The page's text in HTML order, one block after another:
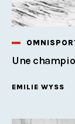
Une
EMILIE WYSS